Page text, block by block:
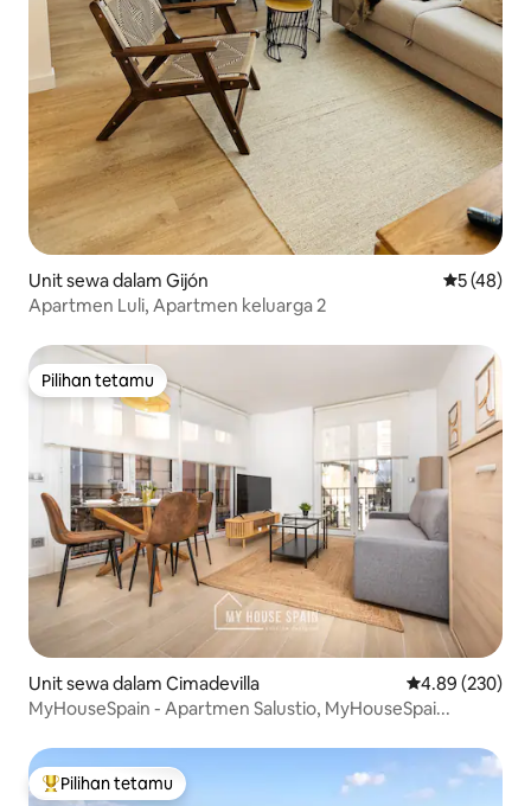
Unit sewa dalam Gijón
5 (48)
Apartmen Luli, Apartmen keluarga 2
Pilihan tetamu
Pilihan tetamu
Unit sewa dalam Cimadevilla Penarafan
4.89 (230)
MyHouseSpain - Apartmen Salustio, MyHouseSpai...
Pilihan utama tetamu
Pilihan tetamu